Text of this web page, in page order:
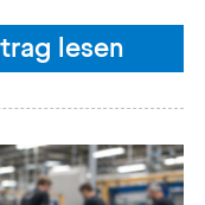
lesen